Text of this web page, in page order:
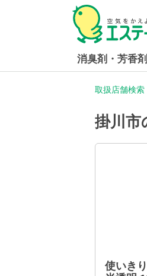
消臭剤・芳香剤
取扱店舗検索
掛川市
使いき